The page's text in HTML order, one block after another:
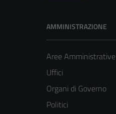
AMMINISTRAZIONE
Aree Amministrative
Uffici
Organi di Governo
Politici